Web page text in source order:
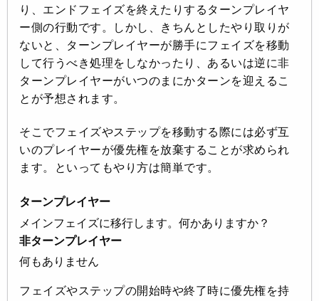
り、エンドフェイズを終えたりするターンプレイヤ
ー側の行動です。しかし、きちんとしたやり取りが
ないと、ターンプレイヤーが勝手にフェイズを移動
して行うべき処理をしなかったり、あるいは逆に非
ターンプレイヤーがいつのまにかターンを迎えるこ
とが予想されます。
そこでフェイズやステップを移動する際には必ず互
いのプレイヤーが優先権を放棄することが求められ
ます。といってもやり方は簡単です。
ターンプレイヤー
メインフェイズに移行します。何かありますか？
非ターンプレイヤー
何もありません
フェイズやステップの開始時や終了時に優先権を持